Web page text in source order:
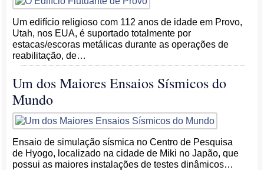
Um edifício religioso com 112 anos de idade em Provo,
Utah, nos EUA, é suportado totalmente por
estacas/escoras metálicas durante as operações de
reabilitação, de…
Um dos Maiores Ensaios Sísmicos do
Mundo
Ensaio de simulação sísmica no Centro de Pesquisa
de Hyogo, localizado na cidade de Miki no Japão, que
possui as maiores instalações de testes dinâmicos…